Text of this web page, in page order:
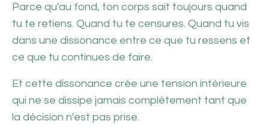
Parce qu'au fond, ton corps sait toujours quand
tu te retiens. Quand tu te censures. Quand tu vis
dans une dissonance entre ce que tu ressens et
ce que tu continues de faire.
Et cette dissonance crée une tension intérieure
qui ne se dissipe jamais complètement tant que
la décision n'est pas prise.